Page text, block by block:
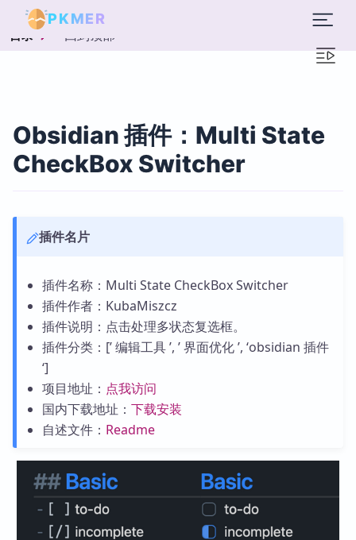
PKMER
目录 回到顶部
Obsidian 插件：Multi State
CheckBox Switcher
插件名片
插件名称：Multi State CheckBox Switcher
插件作者：KubaMiszcz
插件说明：点击处理多状态复选框。
插件分类：[’ 编辑工具 ’, ’ 界面优化 ’, ‘obsidian 插件
‘]
项目地址： 点我访问
国内下载地址： 下载安装
自述文件： Readme